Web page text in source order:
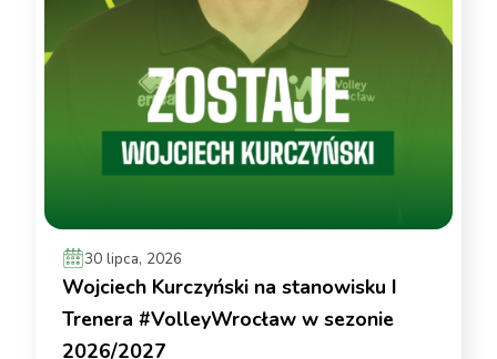
30 lipca, 2026
Wojciech Kurczyński na stanowisku I
Trenera #VolleyWrocław w sezonie
2026/2027